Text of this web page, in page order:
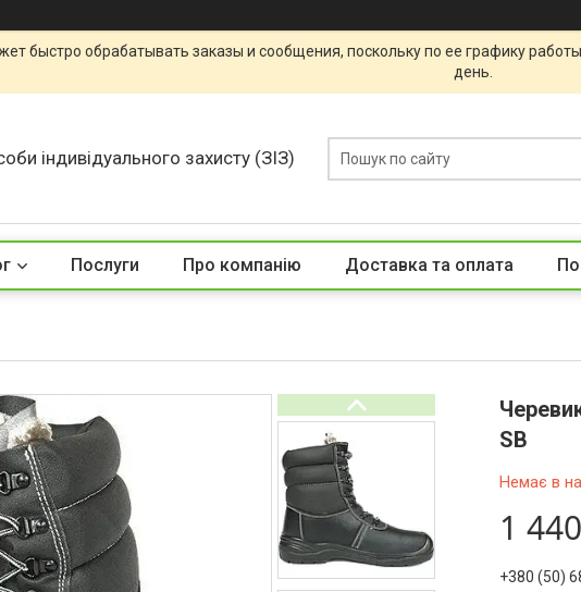
быстро обрабатывать заказы и сообщения, поскольку по ее графику
день.
індивідуального захисту (ЗІЗ)
Послуги Про компанію Доставка та оплата
SB
Немає в
1
+380 (50)